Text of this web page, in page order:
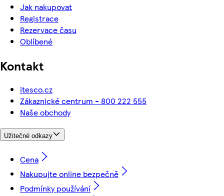
Jak nakupovat
Registrace
Rezervace času
Oblíbené
Kontakt
itesco.cz
Zákaznické centrum - 800 222 555
Naše obchody
Užitečné odkazy
Cena
Nakupujte online bezpečně
Podmínky používání